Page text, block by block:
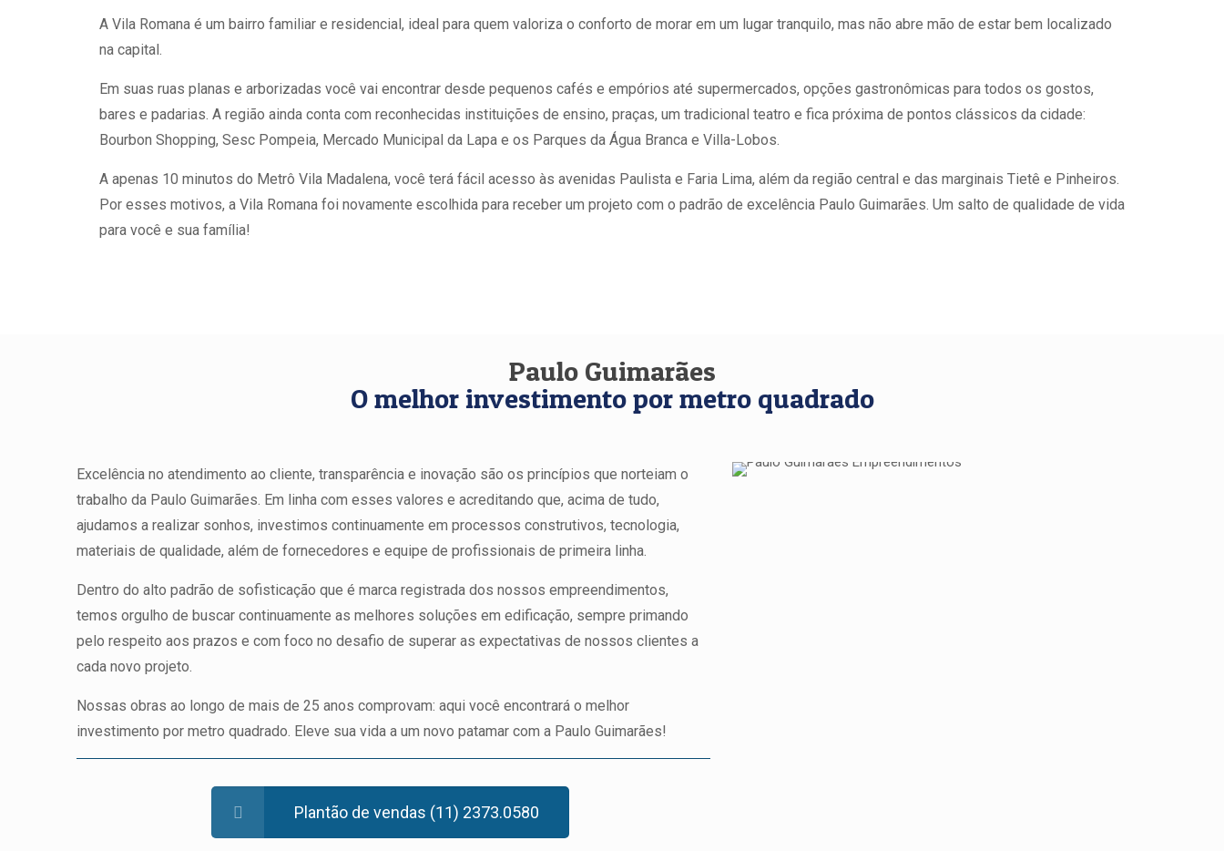
A Vila Romana é um bairro familiar e residencial, ideal para quem valoriza o conforto de morar em um lugar tranquilo, mas não abre mão de estar bem localizado
na capital.
Em suas ruas planas e arborizadas você vai encontrar desde pequenos cafés e empórios até supermercados, opções gastronômicas para todos os gostos,
bares e padarias. A região ainda conta com reconhecidas instituições de ensino, praças, um tradicional teatro e fica próxima de pontos clássicos da cidade:
Bourbon Shopping, Sesc Pompeia, Mercado Municipal da Lapa e os Parques da Água Branca e Villa-Lobos.
A apenas 10 minutos do Metrô Vila Madalena, você terá fácil acesso às avenidas Paulista e Faria Lima, além da região central e das marginais Tietê e Pinheiros.
Por esses motivos, a Vila Romana foi novamente escolhida para receber um projeto com o padrão de excelência Paulo Guimarães. Um salto de qualidade de vida
para você e sua família!
Paulo Guimarães
O melhor investimento por metro quadrado
Excelência no atendimento ao cliente, transparência e inovação são os princípios que norteiam o
trabalho da Paulo Guimarães. Em linha com esses valores e acreditando que, acima de tudo,
ajudamos a realizar sonhos, investimos continuamente em processos construtivos, tecnologia,
materiais de qualidade, além de fornecedores e equipe de profissionais de primeira linha.
Dentro do alto padrão de sofisticação que é marca registrada dos nossos empreendimentos,
temos orgulho de buscar continuamente as melhores soluções em edificação, sempre primando
pelo respeito aos prazos e com foco no desafio de superar as expectativas de nossos clientes a
cada novo projeto.
Nossas obras ao longo de mais de 25 anos comprovam: aqui você encontrará o melhor
investimento por metro quadrado. Eleve sua vida a um novo patamar com a Paulo Guimarães!
Plantão de vendas (11) 2373.0580